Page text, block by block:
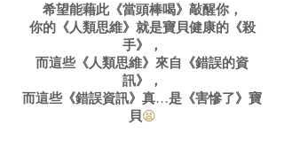
希望能藉此《當頭棒喝》敲醒你，
你的《人類思維》就是寶貝健康的《殺
手》，
而這些《人類思維》來自《錯誤的資
訊》，
而這些《錯誤資訊》真...是《害慘了》寶
貝😫